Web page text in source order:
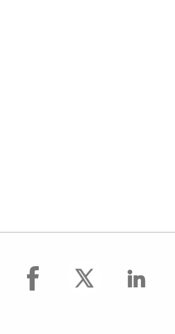
facebook